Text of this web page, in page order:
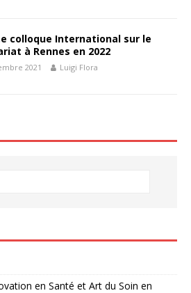
colloque International sur le
à Rennes en 2022
2021 Luigi Flora
en Santé et Art du Soin en